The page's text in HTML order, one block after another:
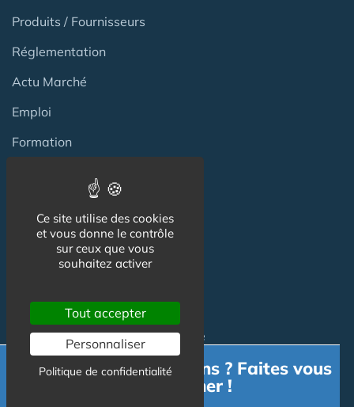
Produits / Fournisseurs
Réglementation
Actu Marché
Emploi
Formation
Habitat Groupé Senior
Habitat Partagé
Papy Loft
Habitat Intelligent - Smart Home
Habitat coopératif
Besoin d'informations ? Faites vous
accompagner !
Ce site utilise des cookies
et vous donne le contrôle
sur ceux que vous
souhaitez activer
Tout accepter
Personnaliser
Politique de confidentialité